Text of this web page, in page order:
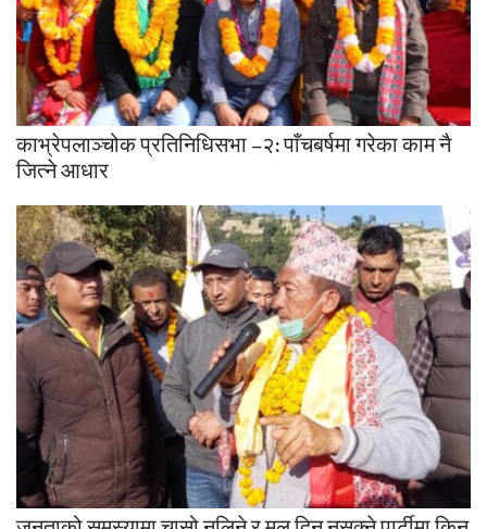
काभ्रेपलाञ्चोक प्रतिनिधिसभा –२: पाँचबर्षमा गरेका काम नै
जित्ने आधार